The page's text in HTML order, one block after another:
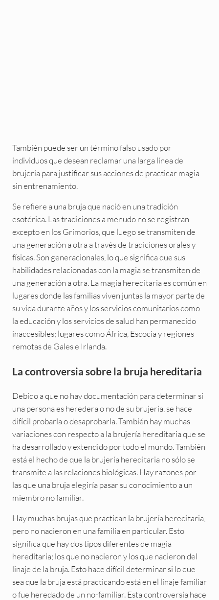
También puede ser un término falso usado por
individuos que desean reclamar una larga línea de
brujería para justificar sus acciones de practicar magia
sin entrenamiento.
Se refiere a una bruja que nació en una tradición
esotérica. Las tradiciones a menudo no se registran
excepto en los Grimorios, que luego se transmiten de
una generación a otra a través de tradiciones orales y
físicas. Son generacionales, lo que significa que sus
habilidades relacionadas con la magia se transmiten de
una generación a otra. La magia hereditaria es común en
lugares donde las familias viven juntas la mayor parte de
su vida durante años y los servicios comunitarios como
la educación y los servicios de salud han permanecido
inaccesibles; lugares como África, Escocia y regiones
remotas de Gales e Irlanda.
La controversia sobre la bruja hereditaria
Debido a que no hay documentación para determinar si
una persona es heredera o no de su brujería, se hace
difícil probarla o desaprobarla. También hay muchas
variaciones con respecto a la brujería hereditaria que se
ha desarrollado y extendido por todo el mundo. También
está el hecho de que la brujería hereditaria no sólo se
transmite a las relaciones biológicas. Hay razones por
las que una bruja elegiría pasar su conocimiento a un
miembro no familiar.
Hay muchas brujas que practican la brujería hereditaria,
pero no nacieron en una familia en particular. Esto
significa que hay dos tipos diferentes de magia
hereditaria; los que no nacieron y los que nacieron del
linaje de la bruja. Esto hace difícil determinar si lo que
sea que la bruja está practicando está en el linaje familiar
o fue heredado de un no-familiar. Esta controversia hace